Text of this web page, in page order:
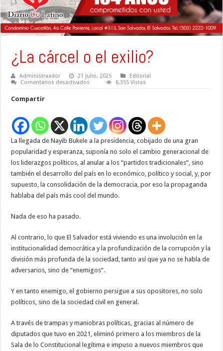
¿La cárcel o el exilio?
Administraador 21 julio, 2025
Editorial
Comentarios desactivados
6,355 Vistas
Compartir
La llegada de Nayib Bukele a la presidencia, cobijado de una gran
popularidad y esperanza, suponía no solo el cambio generacional de
los liderazgos políticos, al anular a los “partidos tradicionales”, sino
también el desarrollo del país en lo económico, político y social, y, por
supuesto, la consolidación de la democracia, por eso la propaganda
hablaba del país más cool del mundo.
Nada de eso ha pasado.
Al contrario, lo que El Salvador está viviendo es una involución en la
institucionalidad democrática y la profundización de la corrupción y la
división más profunda de la sociedad, tanto así que ya no se habla de
adversarios, sino de “enemigos”.
Y en tanto enemigo, el gobierno persigue a sus opositores, no solo
políticos, sino de la sociedad civil en general.
A través de trampas y maniobras políticas, gracias al número de
diputados que tuvo en 2021, eliminó primero a los miembros de la
Sala de lo Constitucional legítima e impuso a nuevos miembros que